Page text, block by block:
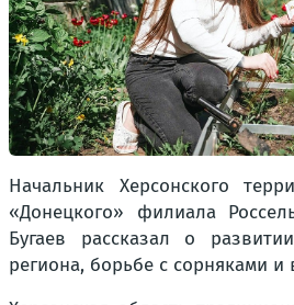
Начальник Херсонского
«Донецкого» филиала
Бугаев рассказал о
региона, борьбе с сорняками и